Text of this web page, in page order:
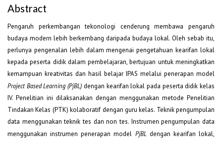
Abstract
Pengaruh perkembangan tekonologi cenderung membawa pengaruh
budaya modern lebih berkembang daripada budaya lokal. Oleh sebab itu,
perlunya pengenalan lebih dalam mengenai pengetahuan kearifan lokal
kepada peserta didik dalam pembelajaran, bertujuan untuk meningkatkan
kemampuan kreativitas dan hasil belajar IPAS melalui penerapan model
Project Based Learning (PjBL) dengan kearifan lokal pada peserta didik kelas
IV. Penelitian ini dilaksanakan dengan menggunakan metode Penelitian
Tindakan Kelas (PTK) kolaboratif dengan guru kelas. Teknik pengumpulan
data menggunakan teknik tes dan non tes. Instrumen pengumpulan data
menggunakan instrumen penerapan model PjBLdengan kearifan lokal,